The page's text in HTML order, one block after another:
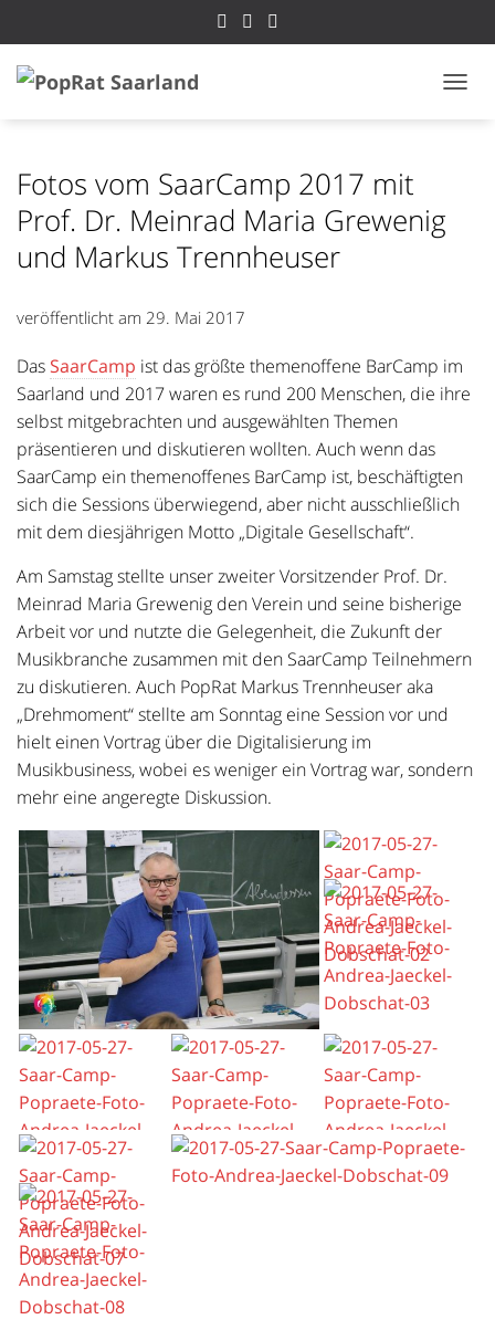
Fotos vom SaarCamp 2017 mit
Prof. Dr. Meinrad Maria Grewenig
und Markus Trennheuser
veröffentlicht am 29. Mai 2017
Das SaarCamp ist das größte themenoffene BarCamp im
Saarland und 2017 waren es rund 200 Menschen, die ihre
selbst mitgebrachten und ausgewählten Themen
präsentieren und diskutieren wollten. Auch wenn das
SaarCamp ein themenoffenes BarCamp ist, beschäftigten
sich die Sessions überwiegend, aber nicht ausschließlich
mit dem diesjährigen Motto „Digitale Gesellschaft“.
Am Samstag stellte unser zweiter Vorsitzender Prof. Dr.
Meinrad Maria Grewenig den Verein und seine bisherige
Arbeit vor und nutzte die Gelegenheit, die Zukunft der
Musikbranche zusammen mit den SaarCamp Teilnehmern
zu diskutieren. Auch PopRat Markus Trennheuser aka
„Drehmoment“ stellte am Sonntag eine Session vor und
hielt einen Vortrag über die Digitalisierung im
Musikbusiness, wobei es weniger ein Vortrag war, sondern
mehr eine angeregte Diskussion.